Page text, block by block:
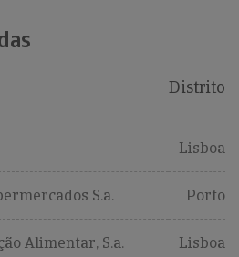
Distrito
Lisboa
S.a. Porto
Alimentar, S.a. Lisboa